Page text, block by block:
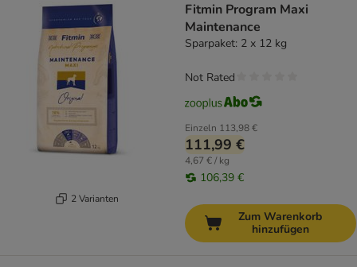
2 Varianten
Fitmin Program Maxi
Maintenance
Sparpaket: 2 x 12 kg
Einzeln 113,98 €
111,99 €
4,67 € / kg
106,39 €
Not Rated
Zum Warenkorb
hinzufügen